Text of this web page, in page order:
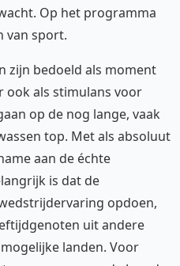
Op het programma
van sport.
zijn bedoeld als moment
ook als stimulans voor
op de nog lange, vaak
top. Met als absoluut
aan de échte
is dat de
opdoen,
uit andere
landen. Voor